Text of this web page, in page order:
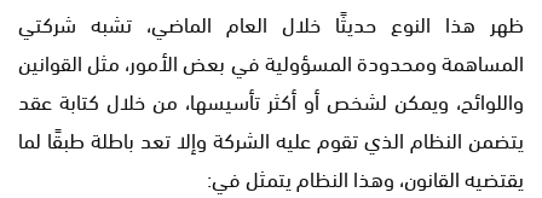
ظهر هذا النوع حديثًا خلال العام الماضي، تشبه شركتي
المساهمة ومحدودة المسؤولية في بعض الأمور، مثل القوانين
واللوائح، ويمكن لشخص أو أكثر تأسيسها، من خلال كتابة عقد
يتضمن النظام الذي تقوم عليه الشركة وإلا تعد باطلة طبقًا لما
يقتضيه القانون، وهذا النظام يتمثل في: